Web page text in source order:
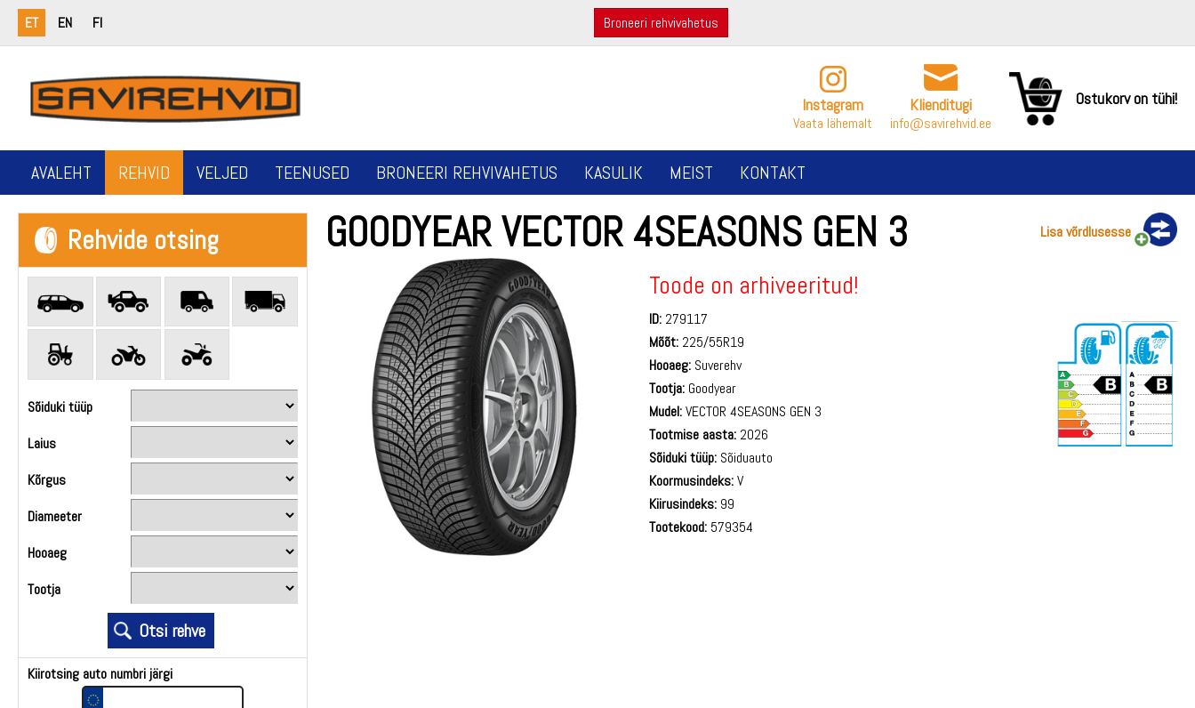
ET EN FI Broneeri rehvivahetus
Instagram
Vaata lähemalt
Klienditugi
info@savirehvid.ee
Ostukorv on tühi!
AVALEHT REHVID VELJED TEENUSED BRONEERI REHVIVAHETUS KASULIK MEIST KONTAKT
Rehvide otsing
Sõiduki tüüp
Laius
Kõrgus
Diameeter
Hooaeg
Tootja
Kiirotsing auto numbri järgi
GOODYEAR VECTOR 4SEASONS GEN 3 Lisa võrdlusesse
Toode on arhiveeritud!
ID: 279117
Mõõt: 225/55R19
Hooaeg: Suverehv
Tootja: Goodyear
Mudel:VECTOR 4SEASONS GEN 3
Tootmise aasta: 2026
Sõiduki tüüp: Sõiduauto
Koormusindeks:V
Kiirusindeks: 99
Tootekood: 579354